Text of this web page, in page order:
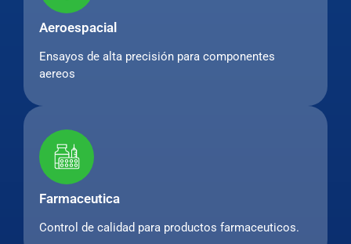
Aeroespacial
Ensayos de alta precisión para componentes
aereos
Farmaceutica
Control de calidad para productos farmaceuticos.